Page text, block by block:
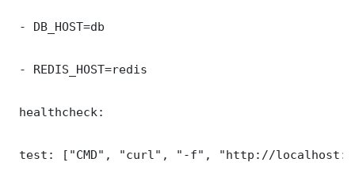
- DB_HOST=db
- REDIS_HOST=redis
healthcheck:
test: ["CMD", "curl", "-f", "http://